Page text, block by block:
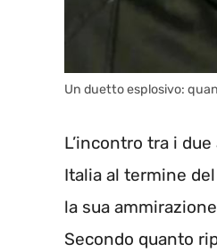
Un duetto esplosivo:
L’incontro tra i
Italia al termine
la sua
Secondo quanto